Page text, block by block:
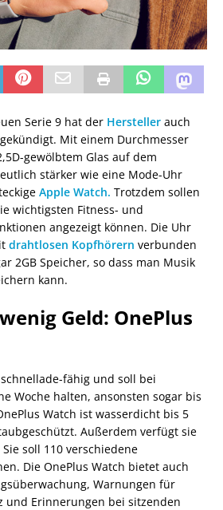
Serie 9 hat der Hersteller auch
Mit einem Durchmesser
gewölbtem Glas auf dem
stärker wie eine Mode-Uhr
Apple Watch. Trotzdem sollen
wichtigsten Fitness- und
angezeigt können. Die Uhr
drahtlosen Kopfhörern verbunden
2GB Speicher, so dass man Musik
kann.
Geld: OnePlus
fähig und soll bei
Woche halten, ansonsten sogar bis
Watch ist wasserdicht bis 5
Außerdem verfügt sie
soll 110 verschiedene
Die OnePlus Watch bietet auch
Warnungen für
und Erinnerungen bei sitzenden